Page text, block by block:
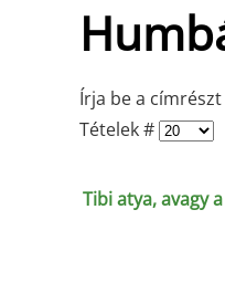
Írja be a címrészt
Tételek #
Tibi atya, avagy